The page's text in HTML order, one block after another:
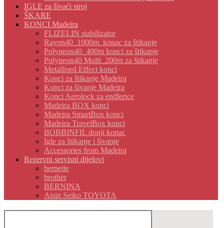
IGLE za šivaći stroj
ŠKARE
KONCI Madeira
FLIZELIN stabilizator
Rayon40_1000m_konac za štikanje
Polyneon40_400m konci za štikanje
Polyneon40 Multi_200m za štikanje
Metallised Effect konci
Konci za štikanje Madeira
Konci za šivanje Madeira
Konci Aerolock za endlerice
Madeira BOX konci
Madeira SmartBox konci
Madeira TravelBox konci
BOBBINFIL donji konac
Igle za štikanje i šivanje
Accessories from Madeira
Rezervni servisni dijelovi
bernette
brother
BERNINA
Aisin Seiko TOYOTA